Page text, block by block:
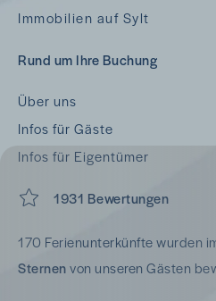
Immobilien auf Sylt
Rund um Ihre Buchung
Über uns
Infos für Gäste
Infos für Eigentümer
1931 Bewertungen
170 Ferienunterkünfte wurden
Sternenvon unseren Gästen